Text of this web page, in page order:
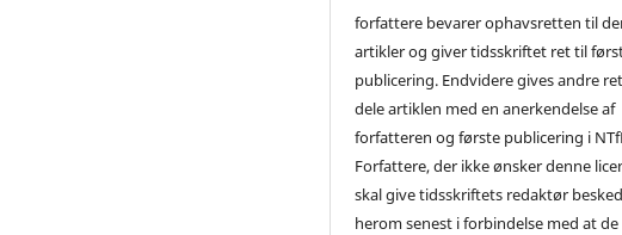
forfattere bevarer ophavsretten til
artikler og giver tidsskriftet ret til
publicering. Endvidere gives andre
dele artiklen med en anerkendelse af
forfatteren og første publicering i
Forfattere, der ikke ønsker denne
skal give tidsskriftets redaktør besked
herom senest i forbindelse med at